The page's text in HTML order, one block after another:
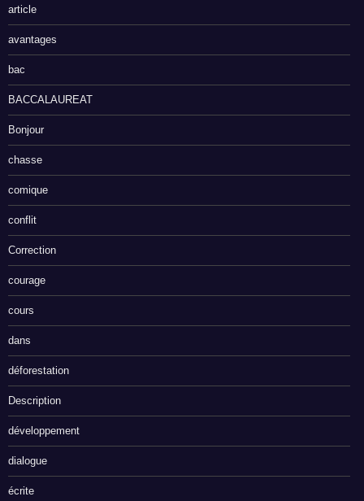
article
avantages
bac
BACCALAUREAT
Bonjour
chasse
comique
conflit
Correction
courage
cours
dans
déforestation
Description
développement
dialogue
écrite